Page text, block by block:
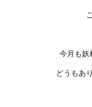
今月も妖
どうもあ